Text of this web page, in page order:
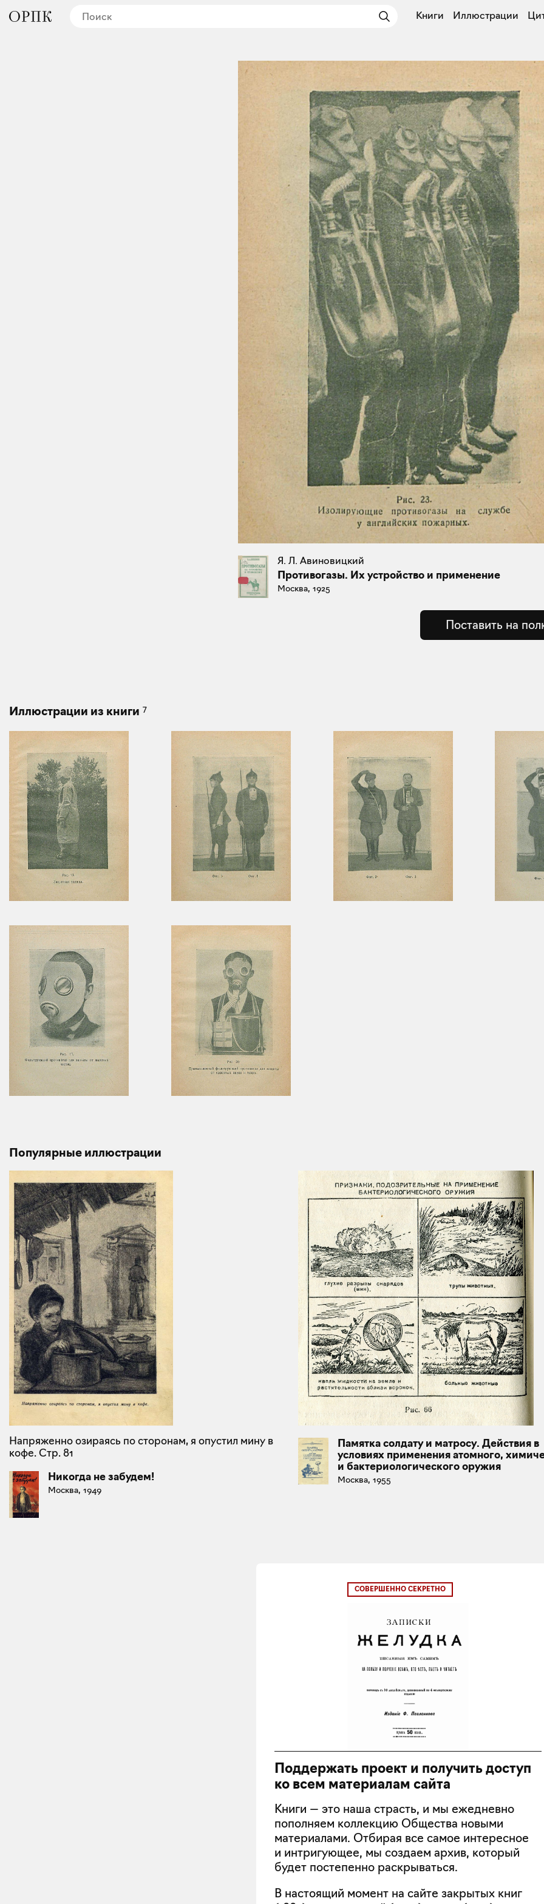
Книги Иллюстрации
Я. Л. Авиновицкий
Противогазы. Их устройство и применение
Москва, 1925
Поставить на
Иллюстрации из книги 7
Популярные иллюстрации
Напряженно озираясь по сторонам, я опустил мину в
кофе. Стр. 81
Никогда не забудем!
Москва, 1949
Памятка солдату и матросу. Действия в
условиях применения атомного,
и бактериологического оружия
Москва, 1955
СОВЕРШЕННО СЕКРЕТНО
Поддержать проект и получить доступ
ко всем материалам сайта
Книги — это наша страсть, и мы ежедневно
пополняем коллекцию Общества новыми
материалами. Отбирая все самое интересное
и интригующее, мы создаем архив, который
будет постепенно раскрываться.
В настоящий момент на сайте закрытых книг